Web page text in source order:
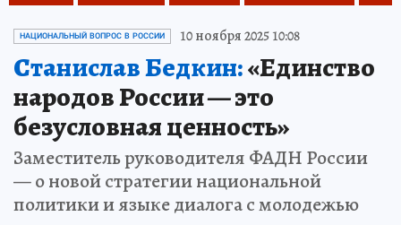
НАЦИОНАЛЬНЫЙ ВОПРОС В РОССИИ 10 ноября 2025 10:08
Станислав Бедкин:«Единство
народов России — это
безусловная ценность»
Заместитель руководителя ФАДН России
— о новой стратегии национальной
политики и языке диалога с молодежью